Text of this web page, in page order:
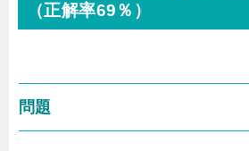
（正解率69％）
問題